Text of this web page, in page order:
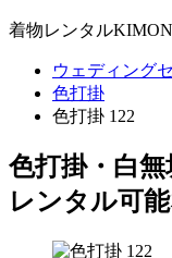
着物レンタル
ウェディング
色打掛
色打掛 122
色打掛・白
レンタル可